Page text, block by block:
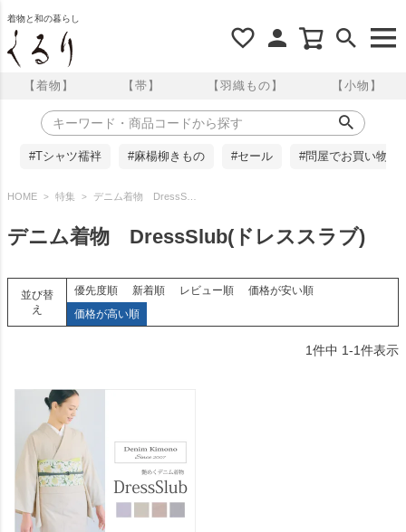
着物と和の暮らし
【着物】 【帯】 【羽織もの】 【小物】
#Tシャツ襦袢 #麻楊柳きもの #セール #問屋でお買い物
HOME 特集 デニム着物 DressSlub(ドレススラブ)
デニム着物 DressSlub(ドレススラブ)
並び替
え
優先度順 新着順 レビュー順
価格が安い順
価格が高い順
1件中 1-1件表示